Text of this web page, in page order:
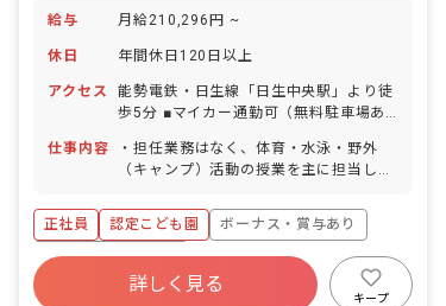
給与 月給210,296円 ~
休日 年間休日120日以上
アクセス
能勢電鉄・日生線「日生中央駅」より徒
歩5分 ■マイカー通勤可（無料駐車場あ
仕事内容
・担任業務はなく、体育・水泳・野外
（キャンプ）活動の授業を主に担当して
クワーク（活動の企画など）を行ないま
す。
正社員 認定こども園
ボーナス・賞与あり
年間休日120日以上
寮・住宅・家賃補助あり
社会保険完備
詳しく見る
キープ